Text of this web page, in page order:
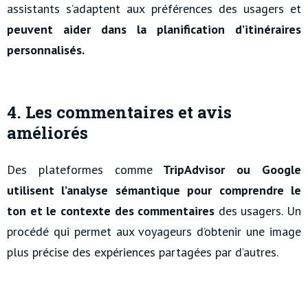
assistants s’adaptent aux préférences des usagers et
peuvent aider dans la planification d’itinéraires
personnalisés.
4. Les commentaires et avis
améliorés
Des plateformes commeTripAdvisor ou Google
utilisent l’analyse sémantique pour comprendre le
ton et le contexte des commentaires des usagers. Un
procédé qui permet aux voyageurs d’obtenir une image
plus précise des expériences partagées par d’autres.